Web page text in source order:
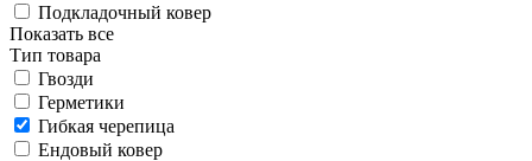
Подкладочный ковер
Показать все
Тип товара
Гвозди
Герметики
Гибкая черепица
Ендовый ковер